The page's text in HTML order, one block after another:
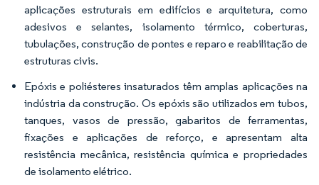
aplicações estruturais em edifícios e arquitetura, como
adesivos e selantes, isolamento térmico, coberturas,
tubulações, construção de pontes e reparo e reabilitação de
estruturas civis.
Epóxis e poliésteres insaturados têm amplas aplicações na
indústria da construção. Os epóxis são utilizados em tubos,
tanques, vasos de pressão, gabaritos de ferramentas,
fixações e aplicações de reforço, e apresentam alta
resistência mecânica, resistência química e propriedades
de isolamento elétrico.